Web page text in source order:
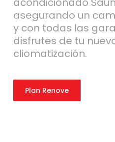
asegurando un
y con todas las
disfrutes de tu
cliomatización.
Plan Renove